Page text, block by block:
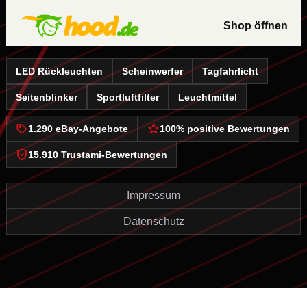
Shop öffnen
LED Rückleuchten Scheinwerfer Tagfahrlicht
Seitenblinker Sportluftfilter Leuchtmittel
1.290 eBay-Angebote 100% positive Bewertungen
15.910 Trustami-Bewertungen
Impressum
Datenschutz